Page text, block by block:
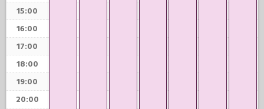
15:00
16:00
17:00
18:00
19:00
20:00